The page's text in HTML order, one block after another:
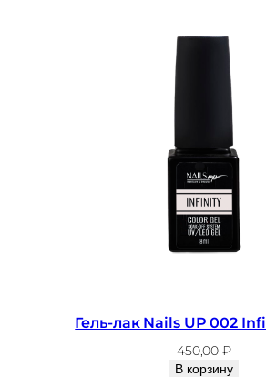
Гель-лак Nails UP 002
450,00₽
В корзину